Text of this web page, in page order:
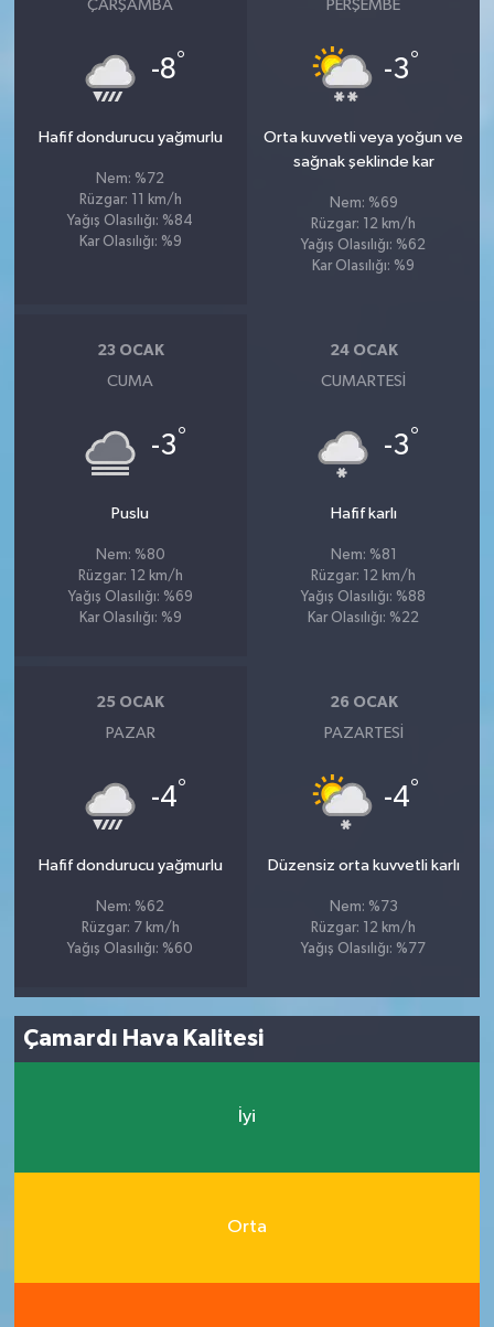
ÇARŞAMBA
-8°
Hafif dondurucu yağmurlu
Nem: %72
Rüzgar: 11 km/h
Yağış Olasılığı: %84
Kar Olasılığı: %9
PERŞEMBE
-3°
Orta kuvvetli veya yoğun ve
sağnak şeklinde kar
Nem: %69
Rüzgar: 12 km/h
Yağış Olasılığı: %62
Kar Olasılığı: %9
23 OCAK
CUMA
-3°
Puslu
Nem: %80
Rüzgar: 12 km/h
Yağış Olasılığı: %69
Kar Olasılığı: %9
24 OCAK
CUMARTESI
-3°
Hafif karlı
Nem: %81
Rüzgar: 12 km/h
Yağış Olasılığı: %88
Kar Olasılığı: %22
25 OCAK
PAZAR
-4°
Hafif dondurucu yağmurlu
Nem: %62
Rüzgar: 7 km/h
Yağış Olasılığı: %60
26 OCAK
PAZARTESI
-4°
Düzensiz orta kuvvetli karlı
Nem: %73
Rüzgar: 12 km/h
Yağış Olasılığı: %77
Çamardı Hava Kalitesi
İyi
Orta